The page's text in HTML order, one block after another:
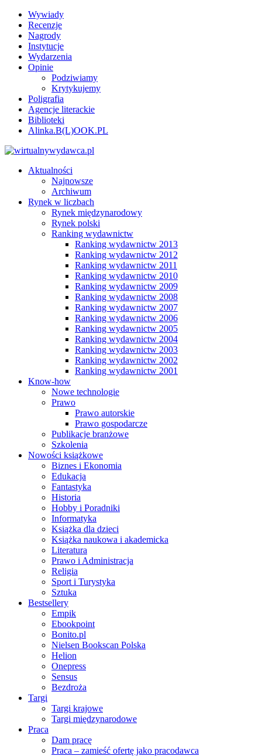
Wywiady
Recenzje
Nagrody
Instytucje
Wydarzenia
Opinie
Podziwiamy
Krytykujemy
Poligrafia
Agencje literackie
Biblioteki
Alinka.B(L)OOK.PL
Aktualności
Najnowsze
Archiwum
Rynek w liczbach
Rynek międzynarodowy
Rynek polski
Ranking wydawnictw
Ranking wydawnictw 2013
Ranking wydawnictw 2012
Ranking wydawnictw 2011
Ranking wydawnictw 2010
Ranking wydawnictw 2009
Ranking wydawnictw 2008
Ranking wydawnictw 2007
Ranking wydawnictw 2006
Ranking wydawnictw 2005
Ranking wydawnictw 2004
Ranking wydawnictw 2003
Ranking wydawnictw 2002
Ranking wydawnictw 2001
Know-how
Nowe technologie
Prawo
Prawo autorskie
Prawo gospodarcze
Publikacje branżowe
Szkolenia
Nowości książkowe
Biznes i Ekonomia
Edukacja
Fantastyka
Historia
Hobby i Poradniki
Informatyka
Książka dla dzieci
Książka naukowa i akademicka
Literatura
Prawo i Administracja
Religia
Sport i Turystyka
Sztuka
Bestsellery
Empik
Ebookpoint
Bonito.pl
Nielsen Bookscan Polska
Helion
Onepress
Sensus
Bezdroża
Targi
Targi krajowe
Targi międzynarodowe
Praca
Dam pracę
Praca – zamieść ofertę jako pracodawca